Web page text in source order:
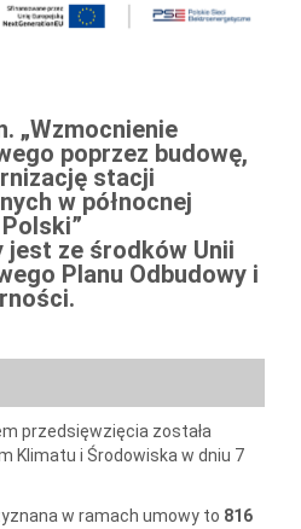
„Wzmocnienie
poprzez budowę,
stacji
w północnej
jest ze środków Unii
Planu Odbudowy i
.
przedsięwzięcia została
Klimatu i Środowiska w dniu 7
w ramach umowy to 816